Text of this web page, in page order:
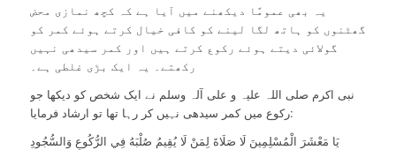
یہ بھی عمومًا دیکھنے میں آیا ہے کہ کچھ نمازی محض
گھٹنوں کو ہاتھ لگا لینے کو کافی خیال کرتے ہوئے کمر کو
گولائی دیتے ہوئے رکوع کرتے ہیں اور کمر سیدھی نہیں
رکھتے۔ یہ ایک بڑی غلطی ہے۔
نبی اکرم صلی اللہ علیہ و علی آلہ وسلم نے ایک شخص کو دیکھا جو
رکوع میں کمر سیدھی نہیں کر رہا تھا تو ارشاد فرمایا:
يَا مَعْشَرَ الْمُسْلِمِينَ لَا صَلَاةَ لِمَنْ لَا يُقِيمُ صُلْبَهُ فِي الرُّكُوعِ وَالسُّجُودِ